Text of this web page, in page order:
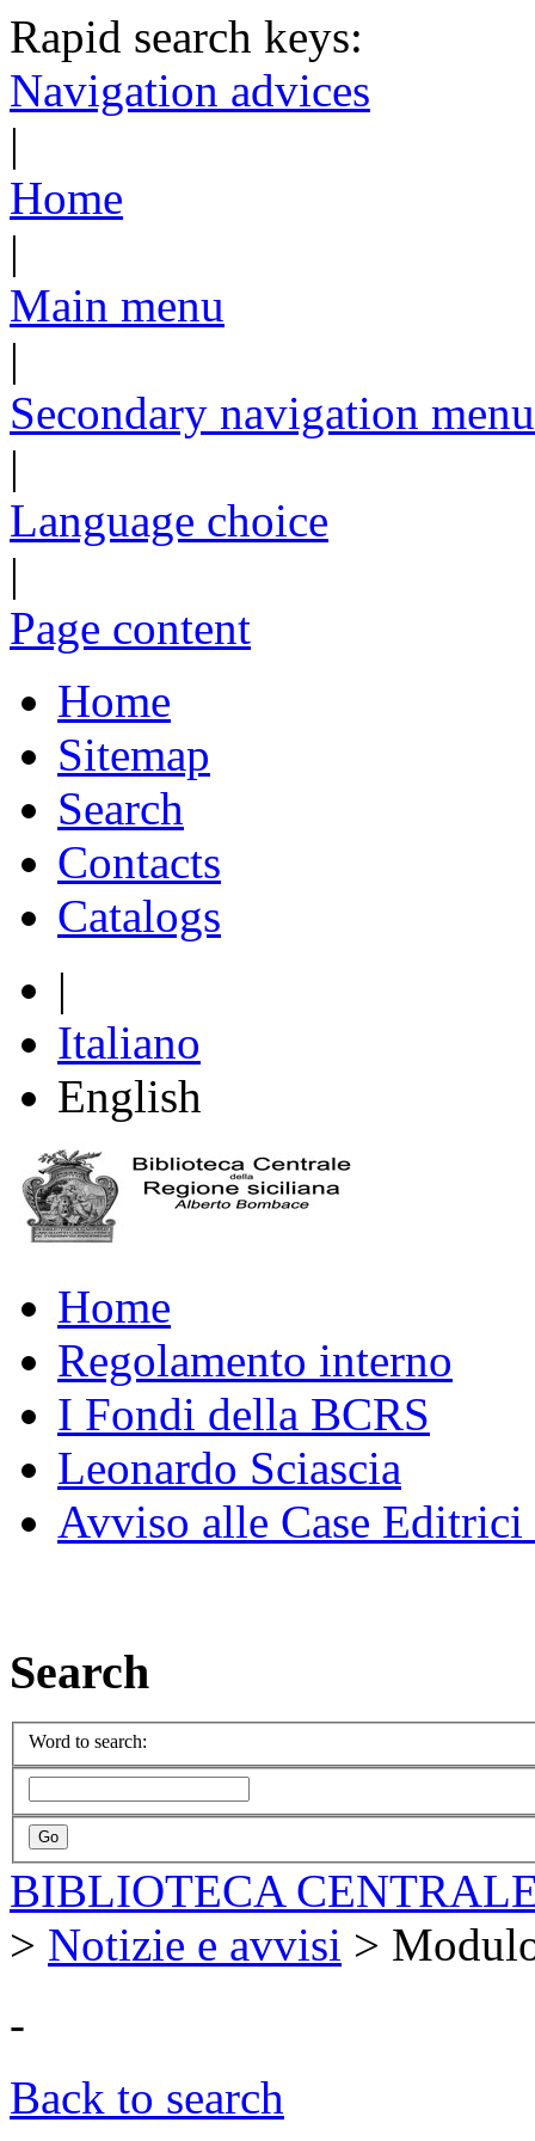
Rapid search keys:
Navigation advices
|
Home
|
Main menu
|
Secondary navigation menu
|
Language choice
|
Page content
Home
Sitemap
Search
Contacts
Catalogs
|
Italiano
English
Home
Regolamento interno
I Fondi della BCRS
Leonardo Sciascia
Avviso alle Case
Search
Word to search:
BIBLIOTECA
> Notizie e avvisi >
-
Back to search